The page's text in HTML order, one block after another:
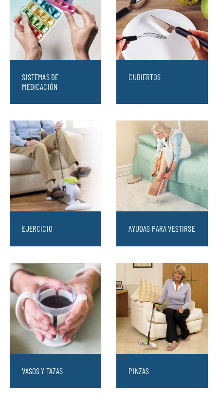
SISTEMAS DE
MEDICACIÓN
CUBIERTOS
EJERCICIO AYUDAS PARA VESTIRSE
VASOS Y TAZAS PINZAS